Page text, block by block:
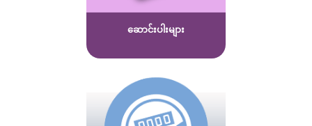
ဆောင်းပါးများ